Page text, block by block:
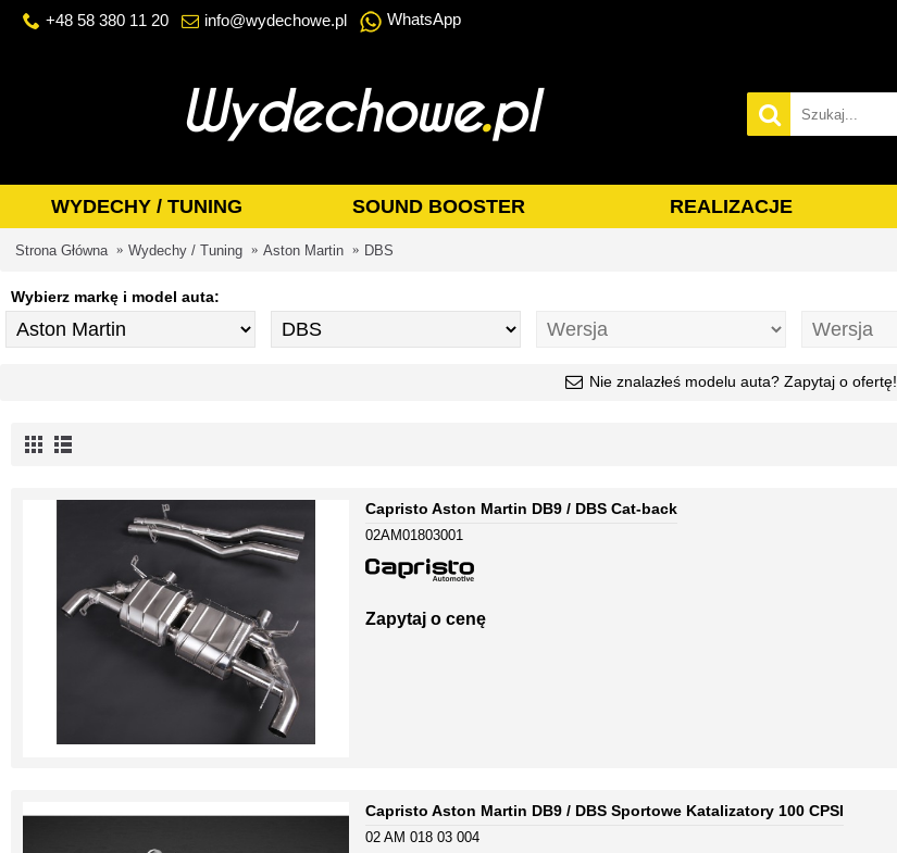
+48 58 380 11 20 info@wydechowe.pl WhatsApp
WYDECHY / TUNING SOUND BOOSTER REALIZACJE
Strona Główna Wydechy / Tuning Aston Martin DBS
Wybierz markę i model auta:
Nie znalazłeś modelu auta? Zapytaj o ofertę!
Capristo Aston Martin DB9 / DBS Cat-back
02AM01803001
Zapytaj o cenę
Capristo Aston Martin DB9 / DBS Sportowe Katalizatory 100 CPSI
02 AM 018 03 004